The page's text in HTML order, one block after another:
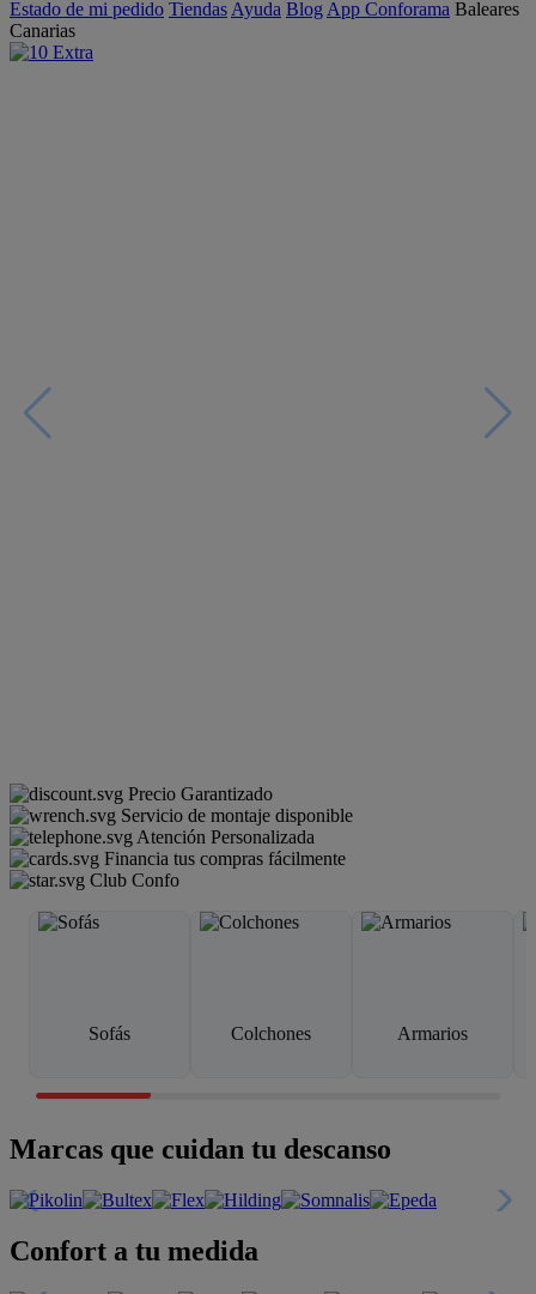
Estado de mi pedido Tiendas Ayuda Blog App Conforama Baleares
Canarias
Precio Garantizado
Servicio de montaje disponible
Atención Personalizada
Financia tus compras fácilmente
Club Confo
Sofás Colchones Armarios
Marcas que cuidan tu descanso
Confort a tu medida